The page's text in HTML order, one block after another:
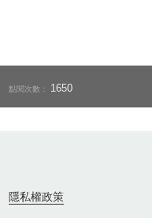
點閱次數： 1650
隱私權政策